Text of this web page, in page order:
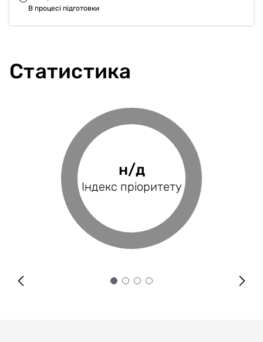
В процесі підготовки
Статистика
н/д
Індекс пріоритету
0%
Фінансове
покриття
н/д
Індекс BRP
н/д
Оцінка проєкту